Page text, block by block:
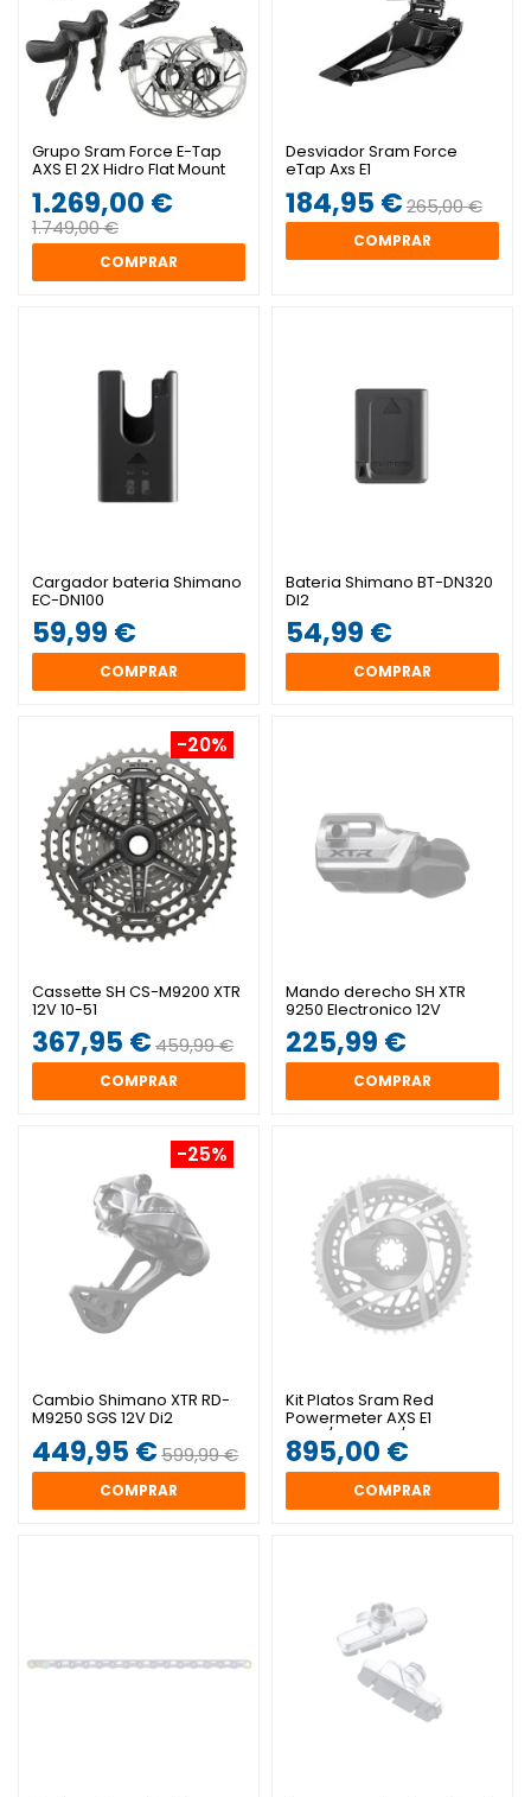
Grupo Sram Force E-Tap
AXS E1 2X Hidro Flat Mount
C.L.
1.269,00 €
1.749,00 €
COMPRAR
Desviador Sram Force
eTap Axs E1
184,95 €265,00 €
COMPRAR
Cargador bateria Shimano
EC-DN100
59,99 €
COMPRAR
Bateria Shimano BT-DN320
DI2
54,99 €
COMPRAR
-20%
Cassette SH CS-M9200 XTR
12V 10-51
367,95 €459,99 €
COMPRAR
Mando derecho SH XTR
9250 Electronico 12V
225,99 €
COMPRAR
-25%
Cambio Shimano XTR RD-
M9250 SGS 12V Di2
449,95 €599,99 €
COMPRAR
Kit Platos Sram Red
Powermeter AXS E1
Black/Silver 46/33
895,00 €
COMPRAR